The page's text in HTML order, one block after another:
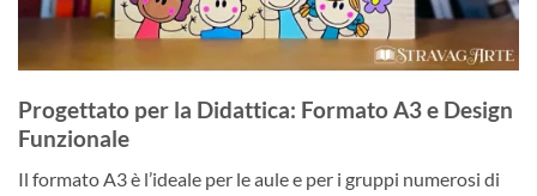
Progettato per la Didattica: Formato A3 e Design
Funzionale
Il formato A3 è l’ideale per le aule e per i gruppi numerosi di